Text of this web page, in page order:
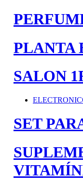
PLANTA
SALON
SET